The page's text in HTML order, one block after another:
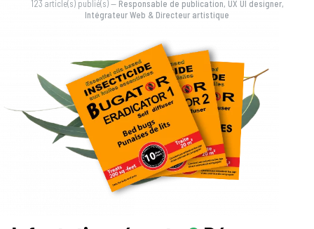
123 article(s) publié(s)— Responsable de publication, UX UI designer,
Intégrateur Web & Directeur artistique